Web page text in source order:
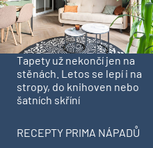
Tapety už nekončí jen na
stěnách. Letos se lepí i na
stropy, do knihoven nebo
šatních skříní
RECEPTY PRIMA NÁPADŮ